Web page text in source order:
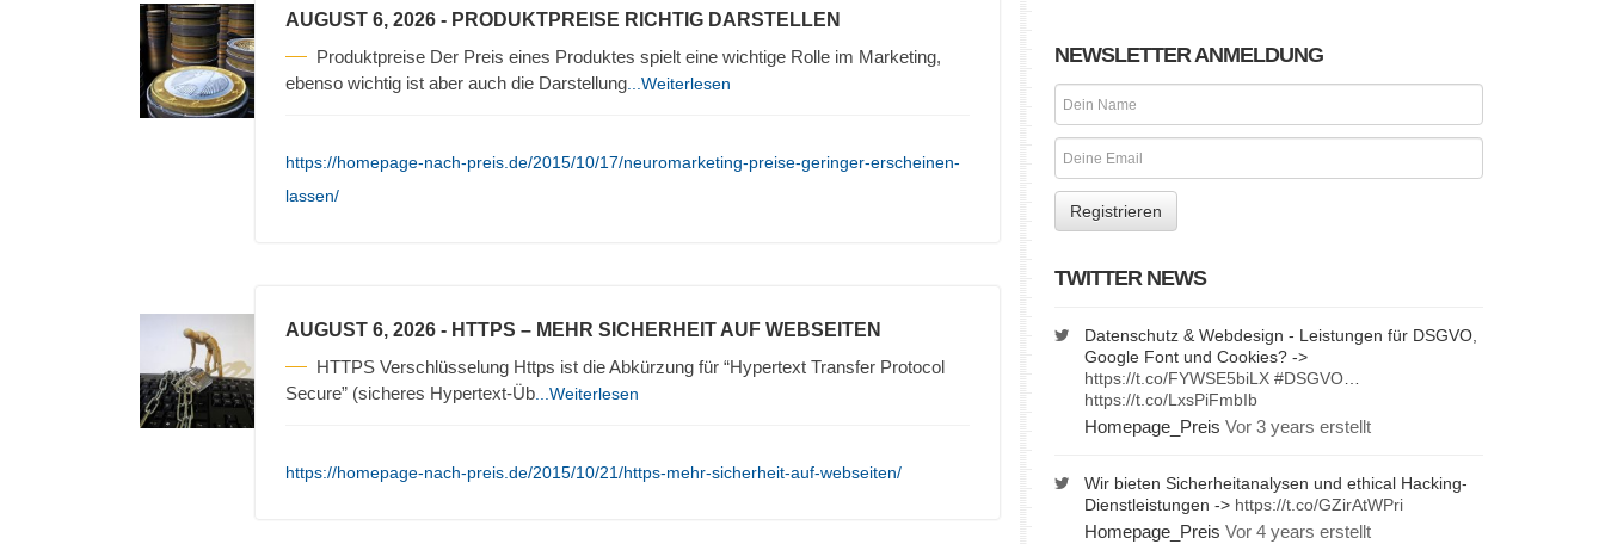
AUGUST 6, 2026 - PRODUKTPREISE RICHTIG DARSTELLEN
Produktpreise Der Preis eines Produktes spielt eine wichtige Rolle im Marketing,
ebenso wichtig ist aber auch die Darstellung ...Weiterlesen
https://homepage-nach-preis.de/2015/10/17/neuromarketing-preise-geringer-erscheinen-
lassen/
AUGUST 6, 2026 - HTTPS – MEHR SICHERHEIT AUF WEBSEITEN
HTTPS Verschlüsselung Https ist die Abkürzung für “Hypertext Transfer Protocol
Secure” (sicheres Hypertext-Üb ...Weiterlesen
https://homepage-nach-preis.de/2015/10/21/https-mehr-sicherheit-auf-webseiten/
NEWSLETTER ANMELDUNG
TWITTER NEWS
Datenschutz & Webdesign - Leistungen für DSGVO,
Google Font und Cookies? ->
https://t.co/FYWSE5biLX #DSGVO…
https://t.co/LxsPiFmbIb
Homepage_Preis Vor 3 years erstellt
Wir bieten Sicherheitanalysen und ethical Hacking-
Dienstleistungen -> https://t.co/GZirAtWPri
Homepage_Preis Vor 4 years erstellt